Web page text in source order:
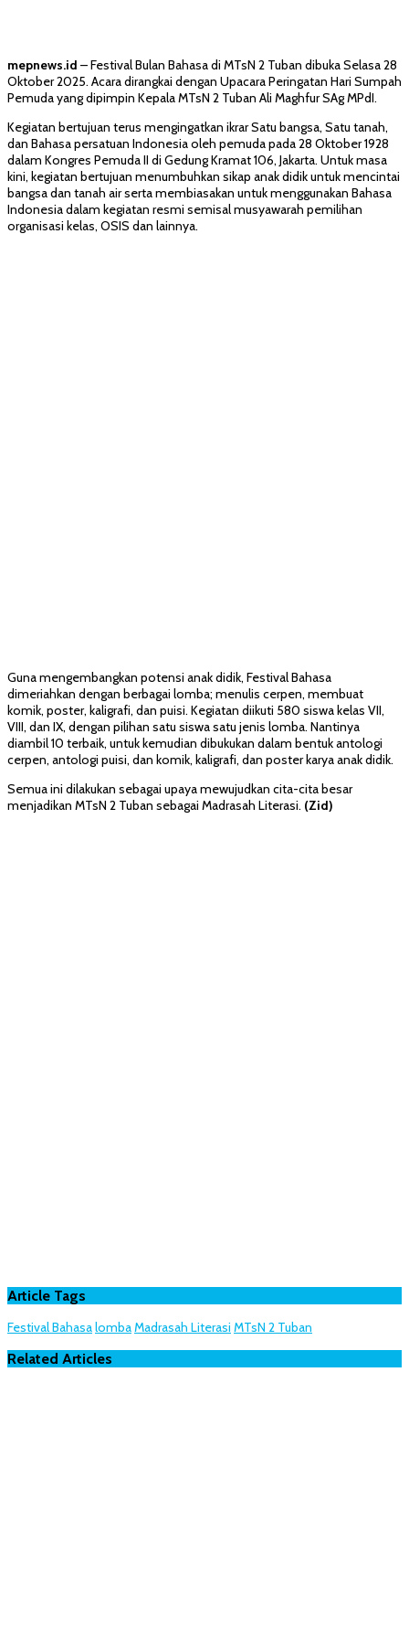
mepnews.id – Festival Bulan Bahasa di MTsN 2 Tuban dibuka Selasa 28
Oktober 2025. Acara dirangkai dengan Upacara Peringatan Hari Sumpah
Pemuda yang dipimpin Kepala MTsN 2 Tuban Ali Maghfur SAg MPdI.
Kegiatan bertujuan terus mengingatkan ikrar Satu bangsa, Satu tanah,
dan Bahasa persatuan Indonesia oleh pemuda pada 28 Oktober 1928
dalam Kongres Pemuda II di Gedung Kramat 106, Jakarta. Untuk masa
kini, kegiatan bertujuan menumbuhkan sikap anak didik untuk mencintai
bangsa dan tanah air serta membiasakan untuk menggunakan Bahasa
Indonesia dalam kegiatan resmi semisal musyawarah pemilihan
organisasi kelas, OSIS dan lainnya.
Guna mengembangkan potensi anak didik, Festival Bahasa
dimeriahkan dengan berbagai lomba; menulis cerpen, membuat
komik, poster, kaligrafi, dan puisi. Kegiatan diikuti 580 siswa kelas VII,
VIII, dan IX, dengan pilihan satu siswa satu jenis lomba. Nantinya
diambil 10 terbaik, untuk kemudian dibukukan dalam bentuk antologi
cerpen, antologi puisi, dan komik, kaligrafi, dan poster karya anak didik.
Semua ini dilakukan sebagai upaya mewujudkan cita-cita besar
menjadikan MTsN 2 Tuban sebagai Madrasah Literasi. (Zid)
Article Tags
Festival BahasalombaMadrasah Literasi MTsN 2 Tuban
Related Articles